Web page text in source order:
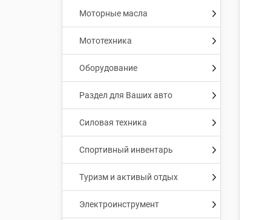
Моторные масла
Мототехника
Оборудование
Раздел для Ваших авто
Силовая техника
Спортивный инвентарь
Туризм и активый отдых
Электроинструмент